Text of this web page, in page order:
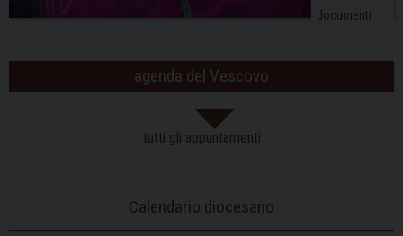
documenti
agenda del Vescovo
tutti gli appuntamenti
Calendario diocesano